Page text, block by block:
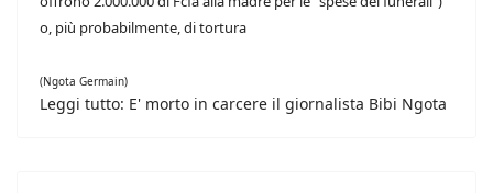
o, più probabilmente, di tortura
(Ngota Germain)
Leggi tutto: E' morto in carcere il giornalista Bibi Ngota